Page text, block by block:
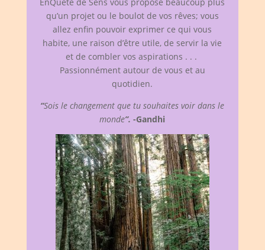
qu’un projet ou le boulot de vos rêves; vous
allez enfin pouvoir exprimer ce qui vous
habite, une raison d’être utile, de servir la vie
et de combler vos aspirations . . .
Passionnément autour de vous et au
quotidien.
“Sois le changement que tu souhaites voir dans le
monde”. -Gandhi